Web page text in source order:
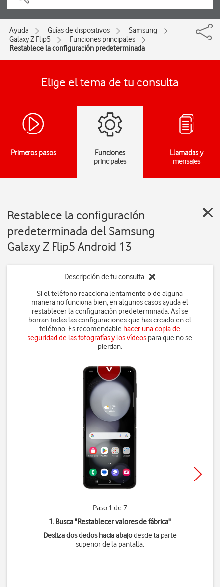
Ayuda Guías de dispositivos
Samsung
Galaxy Z Flip5
Funciones principales
Restablece la configuración predeterminada
Elige el tema de tu consulta
Primeros pasos
Funciones
principales
Llamadas y
mensajes
Restablece la configuración
predeterminada del Samsung
Galaxy Z Flip5 Android 13
Descripción de tu consulta
Si el teléfono reacciona lentamente o de alguna
manera no funciona bien, en algunos casos ayuda el
restablecer la configuración predeterminada. Así se
borran todas las configuraciones que has creado en el
teléfono. Es recomendable hacer una copia de
seguridad de las fotografías y los vídeos para que no se
pierdan.
Paso 1 de 7
1. Busca "Restablecer valores de fábrica"
Desliza dos dedos hacia abajodesde la parte
superior de la pantalla.